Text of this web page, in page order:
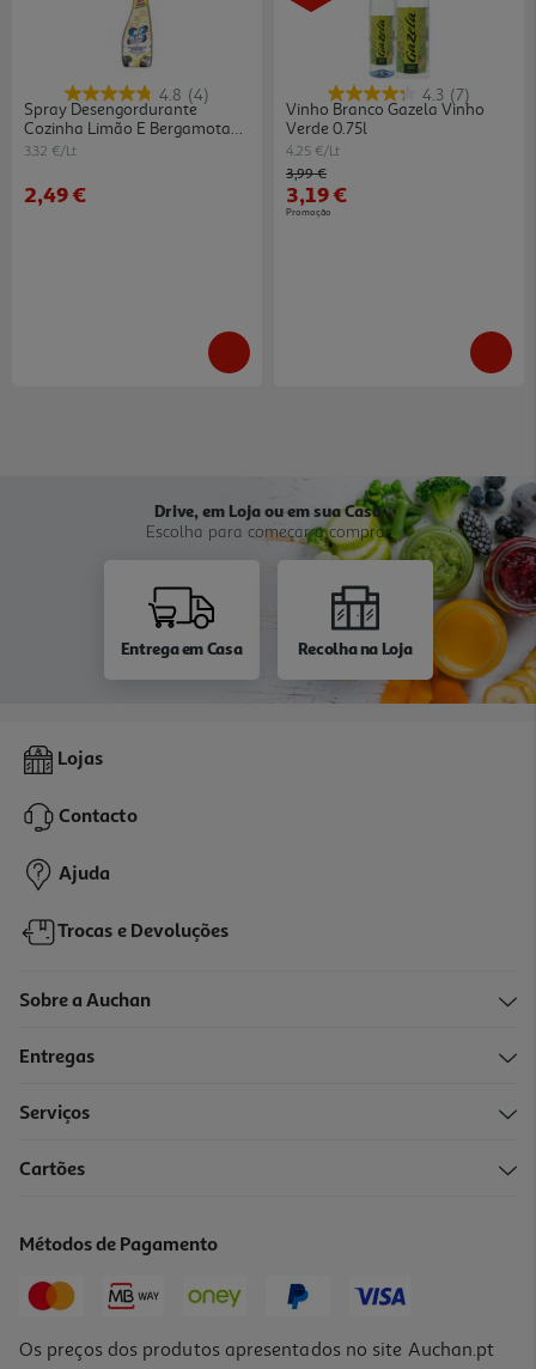
4.8 (4)
Spray Desengordurante
Cozinha Limão E Bergamota
Neoblanc 750 Ml
3.32 €/Lt
2,49 €
4.3 (7)
Vinho Branco Gazela Vinho
Verde 0.75l
4.25 €/Lt
Price reduced from
3,99 €to
3,19 €
Promoção
Drive, em Loja ou em sua Casa
Escolha para começar a comprar
Entrega em Casa Recolha na Loja
Lojas
Contacto
Ajuda
Trocas e Devoluções
Sobre a Auchan
Entregas
Serviços
Cartões
Métodos de Pagamento
Os preços dos produtos apresentados no site Auchan.pt